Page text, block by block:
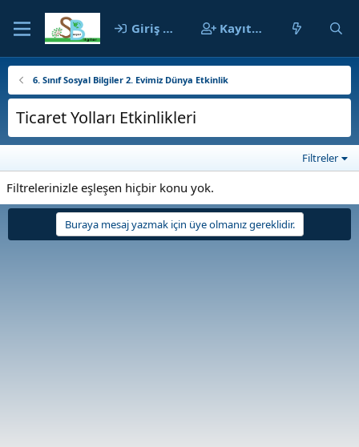
Giriş yap Kayıt ol
6. Sınıf Sosyal Bilgiler 2. Evimiz Dünya Etkinlik
Ticaret Yolları Etkinlikleri
Filtreler
Filtrelerinizle eşleşen hiçbir konu yok.
Buraya mesaj yazmak için üye olmanız gereklidir.